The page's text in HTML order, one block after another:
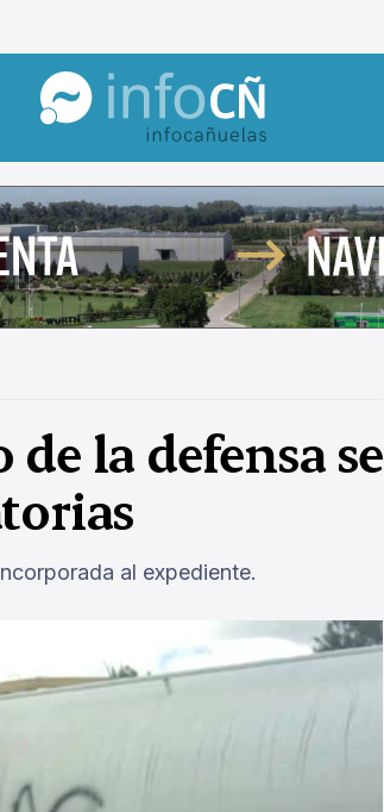
InfoCañuelas
la defensa se
al expediente.